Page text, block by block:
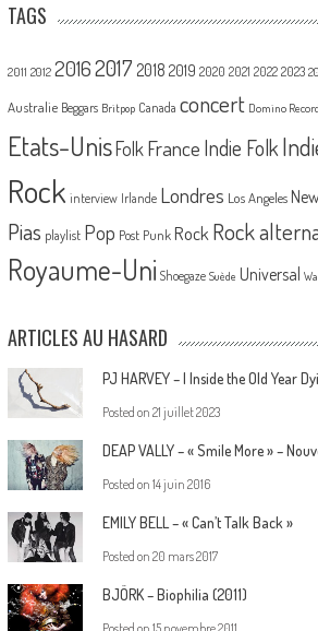
TAGS
2011 2012 20162017 2018 2019 2020 2021 2022 2023
Australie Beggars Britpop Canada concert Domino
Etats-UnisFolk France Indie Folk
Rock interview Irlande Londres Los Angeles
Pias playlist Pop Post Punk Rock Rock
Royaume-Uni Shoegaze Suède Universal
ARTICLES AU HASARD
PJ HARVEY – I Inside the Old Year
Posted on 21 juillet 2023
DEAP VALLY – « Smile More » –
Posted on 14 juin 2016
EMILY BELL – « Can’t Talk Back »
Posted on 20 mars 2017
BJÖRK – Biophilia (2011)